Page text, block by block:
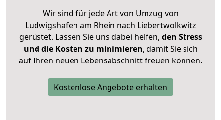
Wir sind für jede Art von Umzug von
Ludwigshafen am Rhein nach Liebertwolkwitz
gerüstet. Lassen Sie uns dabei helfen, den Stress
und die Kosten zu minimieren, damit Sie sich
auf Ihren neuen Lebensabschnitt freuen können.
Kostenlose Angebote erhalten